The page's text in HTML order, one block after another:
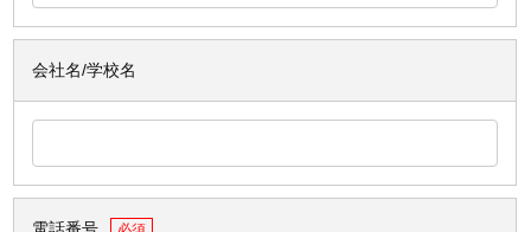
会社名/学校名